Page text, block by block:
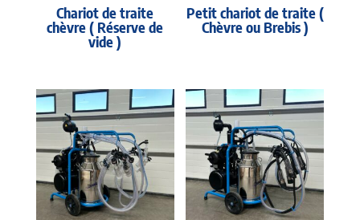
Chariot de traite
chèvre ( Réserve de
vide )
Petit chariot de traite (
Chèvre ou Brebis )